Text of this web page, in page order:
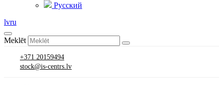
Русский
lvru
Meklēt
+371 20159494
stock@is-centrs.lv